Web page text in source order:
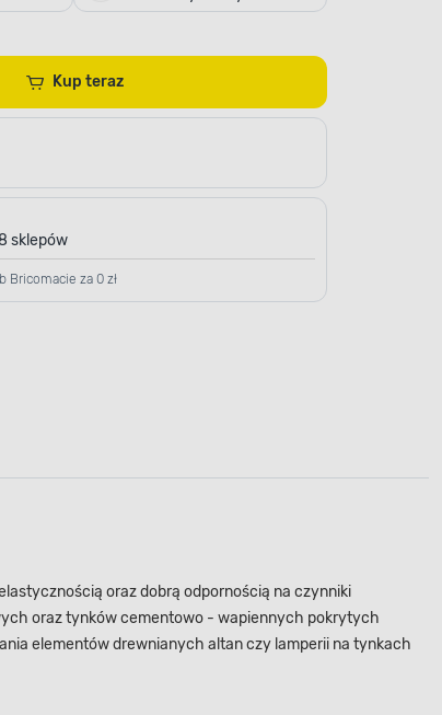
Kup teraz
sklepów
Bricomacie za 0 zł
oraz dobrą odpornością na czynniki
oraz tynków cementowo - wapiennych pokrytych
elementów drewnianych altan czy lamperii na tynkach